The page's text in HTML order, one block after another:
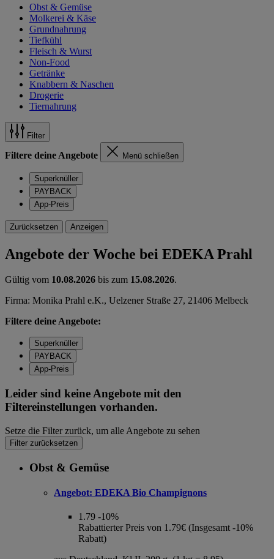
Obst & Gemüse
Molkerei & Käse
Grundnahrung
Tiefkühl
Fleisch & Wurst
Non-Food
Getränke
Knabbern & Naschen
Drogerie
Tiernahrung
Filter
Filtere deine Angebote Menü schließen
Superknüller
PAYBACK
App-Preis
Zurücksetzen Anzeigen
Angebote der Woche bei EDEKA Prahl
Gültig vom 10.08.2026 bis zum 15.08.2026.
Firma: Monika Prahl e.K., Uelzener Straße 27, 21406 Melbeck
Filtere deine Angebote:
Superknüller
PAYBACK
App-Preis
Leider sind keine Angebote mit den
Filtereinstellungen vorhanden.
Setze die Filter zurück, um alle Angebote zu sehen
Filter zurücksetzen
Obst & Gemüse
Angebot: EDEKA Bio Champignons
1.79 -10%
Rabattierter Preis von 1.79€ (Insgesamt -10%
Rabatt)